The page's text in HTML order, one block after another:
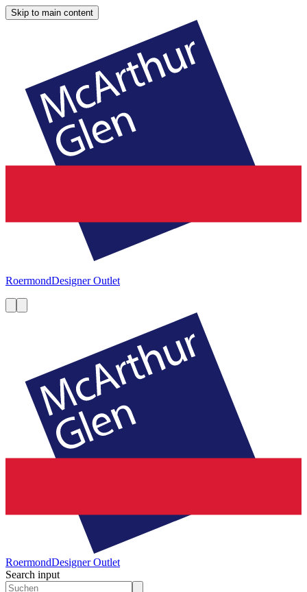
Skip to main content
RoermondDesigner Outlet
RoermondDesigner Outlet
Search input